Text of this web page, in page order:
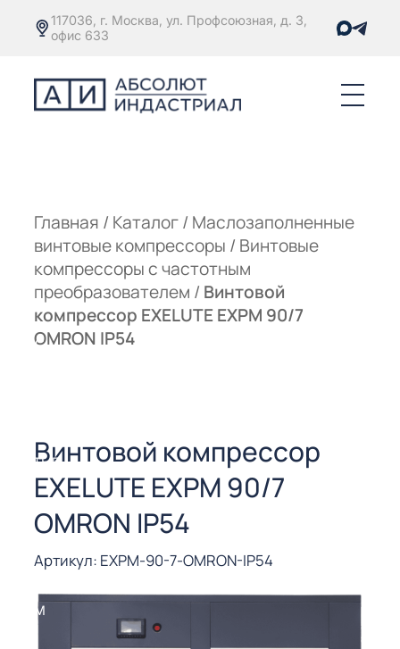
117036, г. Москва, ул. Профсоюзная, д. 3,
офис 633
Главная / Каталог/ Маслозаполненные
винтовые компрессоры / Винтовые
компрессоры с частотным
преобразователем / Винтовой
компрессор EXELUTE EXPM 90/7
OMRON IP54
Винтовой компрессор
EXELUTE EXPM 90/7
OMRON IP54
Артикул: EXPM-90-7-OMRON-IP54
С